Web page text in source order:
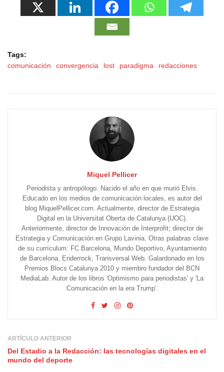
Tags:
comunicación
convergencia lost paradigma redacciones
Miquel Pellicer
Periodista y antropólogo. Nacido el año en que murió Elvis.
Educado en los medios de comunicación locales, es autor del
blog MiquelPellicer.com. Actualmente, director de Estrategia
Digital en la Universitat Oberta de Catalunya (UOC).
Anteriormente, director de Innovación de Interprofit; director de
Estrategia y Comunicación en Grupo Lavinia. Otras palabras clave
de su currículum: FC Barcelona, Mundo Deportivo, Ayuntamiento
de Barcelona, Enderrock, Transversal Web. Galardonado en los
Premios Blocs Catalunya 2010 y miembro fundador del BCN
MediaLab. Autor de los libros 'Optimismo para periodistas' y 'La
Comunicación en la era Trump'.
ARTÍCULO ANTERIOR
Del Estadio a la Redacción: las tecnologías digitales en el
mundo del deporte